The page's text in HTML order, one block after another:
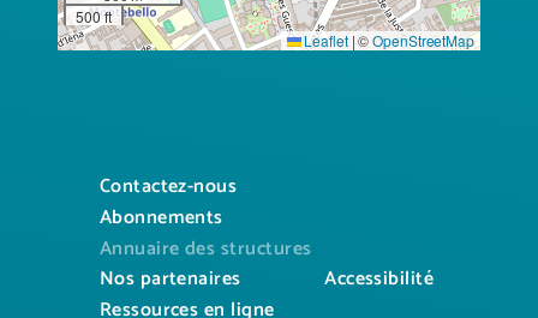
500 ft
Leaflet |©OpenStreetMap
Contactez-nous
Abonnements
Annuaire des structures
Nos partenaires
Accessibilité
Ressources en ligne